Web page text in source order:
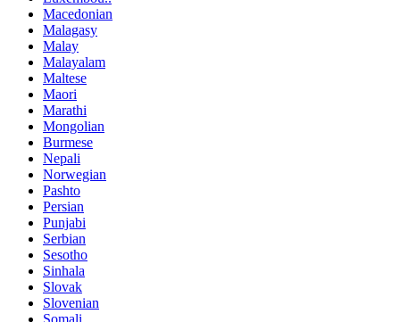
Macedonian
Malagasy
Malay
Malayalam
Maltese
Maori
Marathi
Mongolian
Burmese
Nepali
Norwegian
Pashto
Persian
Punjabi
Serbian
Sesotho
Sinhala
Slovak
Slovenian